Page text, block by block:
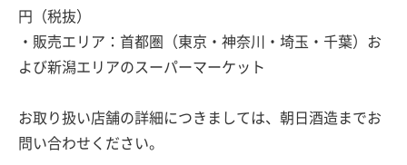
円（税抜）
・販売エリア：首都圏（東京・神奈川・埼玉・千葉）お
よび新潟エリアのスーパーマーケット
お取り扱い店舗の詳細につきましては、朝日酒造までお
問い合わせください。